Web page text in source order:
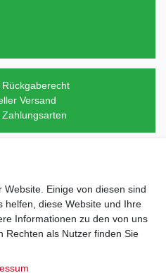
Versand
Einige von diesen sind
helfen, diese Website und Ihre
Informationen zu den von uns
Rechten als Nutzer finden Sie